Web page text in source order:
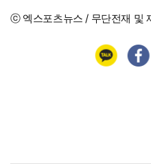
ⓒ 엑스포츠뉴스 / 무단전재 및